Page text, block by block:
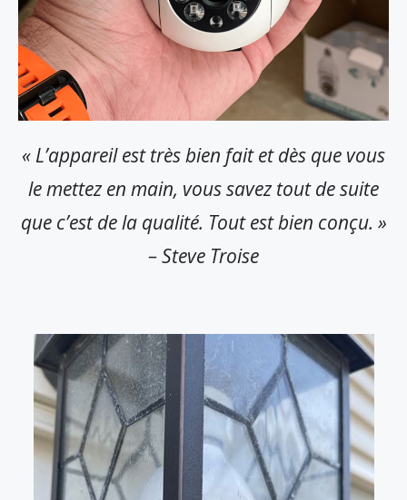
« L’appareil est très bien fait et dès que vous
le mettez en main, vous savez tout de suite
que c’est de la qualité. Tout est bien conçu. »
– Steve Troise